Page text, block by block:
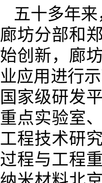
五十多年
廊坊分部和
始创新，廊
业应用进行
国家级研发
重点实验室
工程技术研
过程与工程